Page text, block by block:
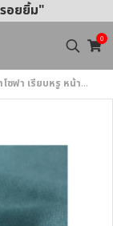
อยยิ้ม"
0
หรู หน้ากว้าง 145±3 CM.